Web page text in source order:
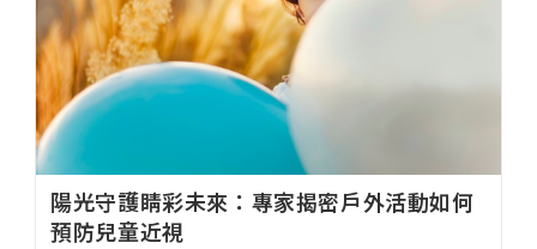
陽光守護睛彩未來：專家揭密戶外活動如何
預防兒童近視